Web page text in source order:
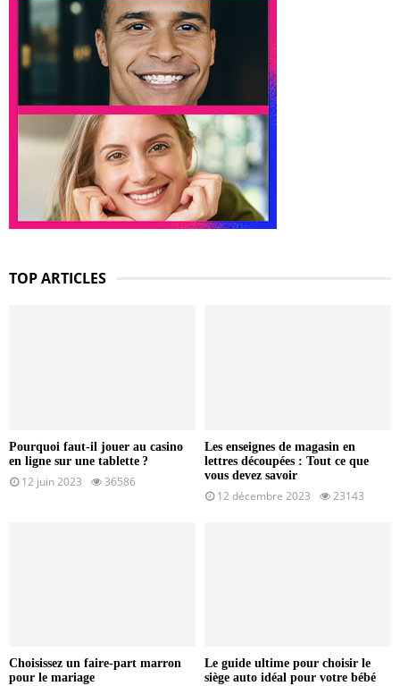
TOP ARTICLES
Pourquoi faut-il jouer au casino
en ligne sur une tablette ?
12 juin 2023 36586
Les enseignes de magasin en
lettres découpées : Tout ce que
vous devez savoir
12 décembre 2023 23143
Choisissez un faire-part marron
pour le mariage
Le guide ultime pour choisir le
siège auto idéal pour votre bébé